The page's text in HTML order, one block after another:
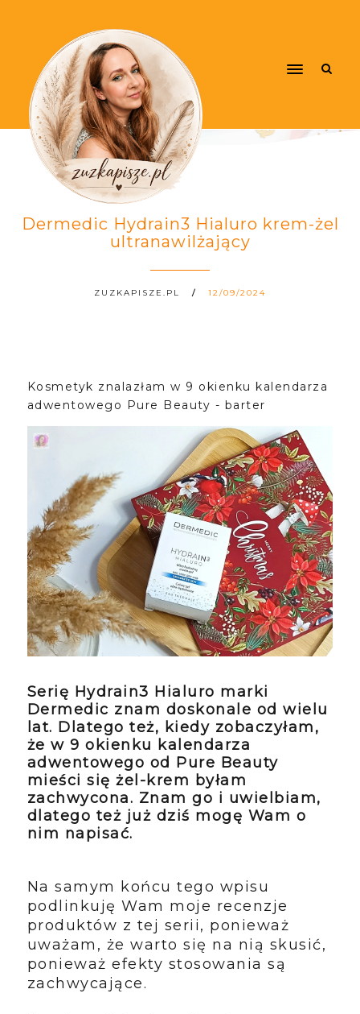
Dermedic Hydrain3 Hialuro krem-żel
ultranawilżający
ZUZKAPISZE.PL 12/09/2024
Kosmetyk znalazłam w 9 okienku kalendarza
adwentowego Pure Beauty - barter
Serię Hydrain3 Hialuro marki
Dermedic znam doskonale od wielu
lat. Dlatego też, kiedy zobaczyłam,
że w 9 okienku kalendarza
adwentowego od Pure Beauty
mieści się żel-krem byłam
zachwycona. Znam go i uwielbiam,
dlatego też już dziś mogę Wam o
nim napisać.
Na samym końcu tego wpisu
podlinkuję Wam moje recenzje
produktów z tej serii, ponieważ
uważam, że warto się na nią skusić,
ponieważ efekty stosowania są
zachwycające.